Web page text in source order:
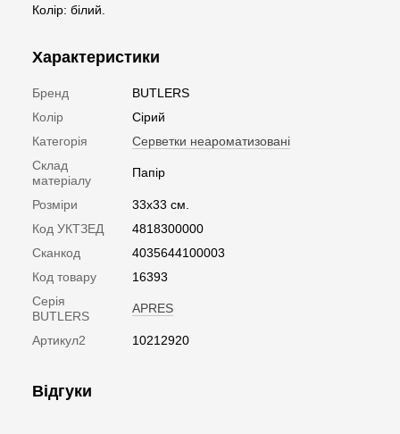
Колір: білий.
Характеристики
Бренд
BUTLERS
Колір
Сірий
Категорія
Серветки неароматизовані
Склад
матеріалу
Папір
Розміри
33х33 см.
Код УКТЗЕД
4818300000
Сканкод
4035644100003
Код товару
16393
Серія
BUTLERS
APRES
Артикул2 10212920
Відгуки